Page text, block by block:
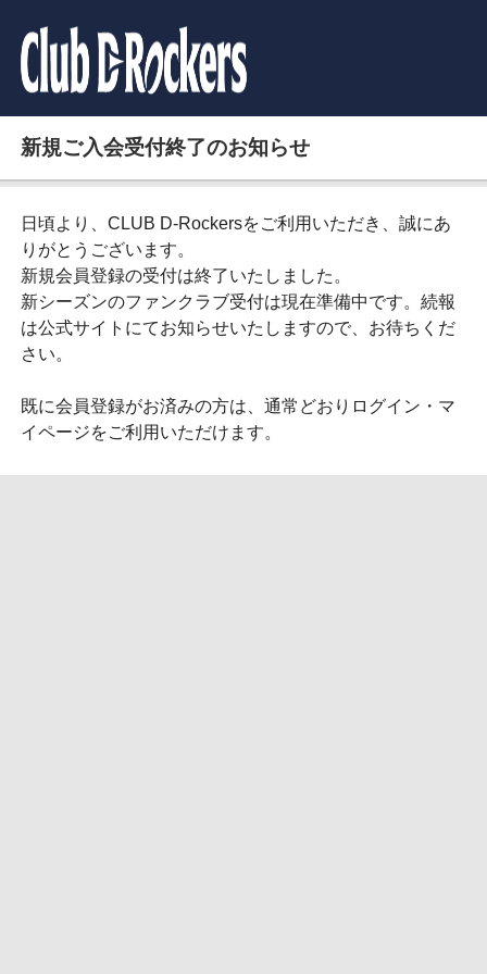
新規ご入会受付終了のお知らせ
日頃より、CLUB D-Rockersをご利用いただき、誠にあ
りがとうございます。
新規会員登録の受付は終了いたしました。
新シーズンのファンクラブ受付は現在準備中です。続報
は公式サイトにてお知らせいたしますので、お待ちくだ
さい。
既に会員登録がお済みの方は、通常どおりログイン・マ
イページをご利用いただけます。